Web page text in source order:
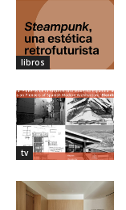
libros
tv